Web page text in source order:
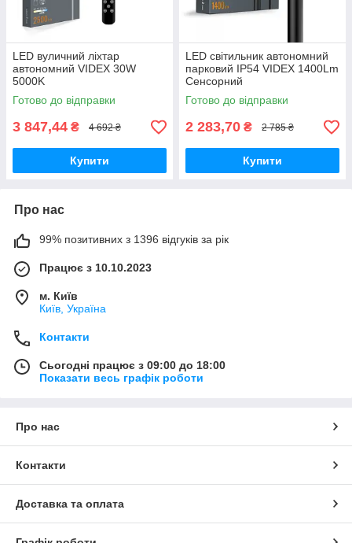
LED вуличний ліхтар
автономний VIDEX 30W
5000K
Готово до відправки
3 847,44 ₴ 4 692 ₴
Купити
LED світильник автономний
парковий IP54 VIDEX 1400Lm
Сенсорний
Готово до відправки
2 283,70 ₴ 2 785 ₴
Купити
Про нас
99% позитивних з 1396 відгуків за рік
Працює з 10.10.2023
м. Київ
Київ, Україна
Контакти
Сьогодні працює з 09:00 до 18:00
Показати весь графік роботи
Про нас
Контакти
Доставка та оплата